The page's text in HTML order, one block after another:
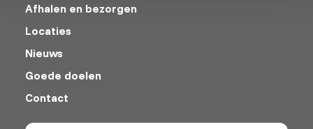
Afhalen en bezorgen
Locaties
Nieuws
Goede doelen
Contact